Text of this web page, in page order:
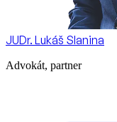
JUDr. Lukáš Slanina
Advokát, partner